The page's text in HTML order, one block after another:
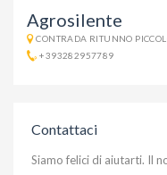
Agrosilente
CONTRADA RITUNNO
+393282957789
Contattaci
Siamo felici di aiutarti. Il